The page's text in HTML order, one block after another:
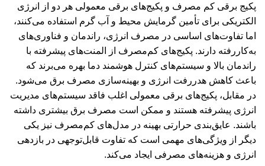
پکیج برقی کم مصرف و پکیج‌های برقی معمولی هر دو از انرژی
الکتریکی برای تأمین گرمایش محیط و آب گرم استفاده می‌کنند،
اما تفاوت‌های اساسی در مصرف انرژی، راندمان و فناوری‌های
به‌کاررفته دارند. پکیج‌های کم‌مصرف از المنت‌های پیشرفته با
راندمان بالا و سیستم‌های کنترل هوشمند دما بهره می‌برند که
باعث کاهش هدررفت انرژی و بهینه‌سازی مصرف برق می‌شود.
در مقابل، پکیج‌های برقی معمولی اغلب فاقد سیستم‌های مدیریت
انرژی پیشرفته هستند و ممکن است مصرف برق بیشتری داشته
باشند. عایق‌بندی حرارتی بهینه در مدل‌های کم‌مصرف نیز یکی
دیگر از ویژگی‌های مهمی است که تفاوت قابل‌توجهی در بازدهی
انرژی و هزینه‌های مصرفی ایجاد می‌کند.